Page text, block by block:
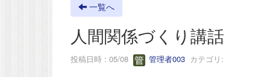
一覧へ
人間関係づくり講話
投稿日時 : 05/08 管理者003 カテゴリ: